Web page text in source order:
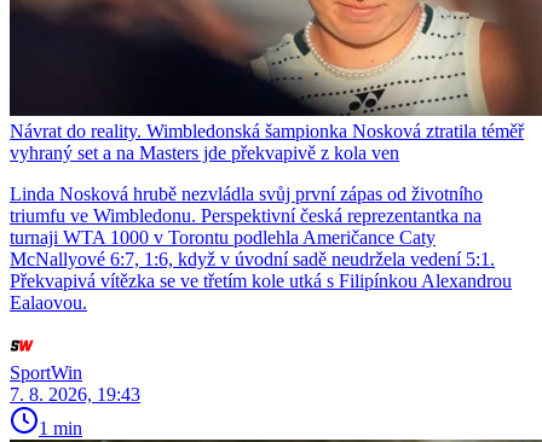
Návrat do reality. Wimbledonská šampionka Nosková ztratila téměř
vyhraný set a na Masters jde překvapivě z kola ven
Linda Nosková hrubě nezvládla svůj první zápas od životního
triumfu ve Wimbledonu. Perspektivní česká reprezentantka na
turnaji WTA 1000 v Torontu podlehla Američance Caty
McNallyové 6:7, 1:6, když v úvodní sadě neudržela vedení 5:1.
Překvapivá vítězka se ve třetím kole utká s Filipínkou Alexandrou
Ealaovou.
SportWin
7. 8. 2026, 19:43
1 min